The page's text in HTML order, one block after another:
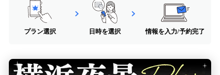
プラン選択 日時を選択 情報を入力/予約完了